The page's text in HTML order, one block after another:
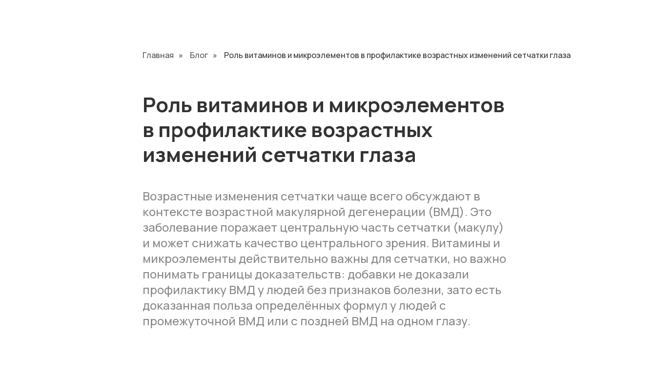
Главная » Блог » Роль витаминов и микроэлементов в профилактике возрастных изменений сетчатки глаза
Роль витаминов и микроэлементов
в профилактике возрастных
изменений сетчатки глаза
Возрастные изменения сетчатки чаще всего обсуждают в
контексте возрастной макулярной дегенерации (ВМД). Это
заболевание поражает центральную часть сетчатки (макулу)
и может снижать качество центрального зрения. Витамины и
микроэлементы действительно важны для сетчатки, но важно
понимать границы доказательств: добавки не доказали
профилактику ВМД у людей без признаков болезни, зато есть
доказанная польза определённых формул у людей с
промежуточной ВМД или с поздней ВМД на одном глазу.